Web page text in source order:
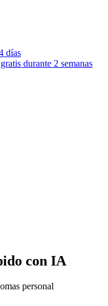
días
durante 2 semanas
con IA
personal